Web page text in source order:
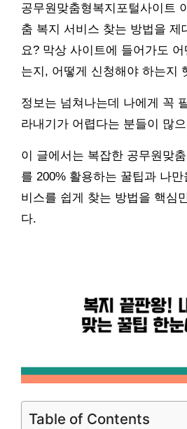
공무원맞춤형복지포털사이트
춤 복지 서비스 찾는 방법을 제
요? 막상 사이트에 들어가도
는지, 어떻게 신청해야 하는지
정보는 넘쳐나는데 나에게 꼭
라내기가 어렵다는 분들이 많
이 글에서는 복잡한 공무원맞
를 200% 활용하는 꿀팁과 나
비스를 쉽게 찾는 방법을 핵심
다.
Table of Contents